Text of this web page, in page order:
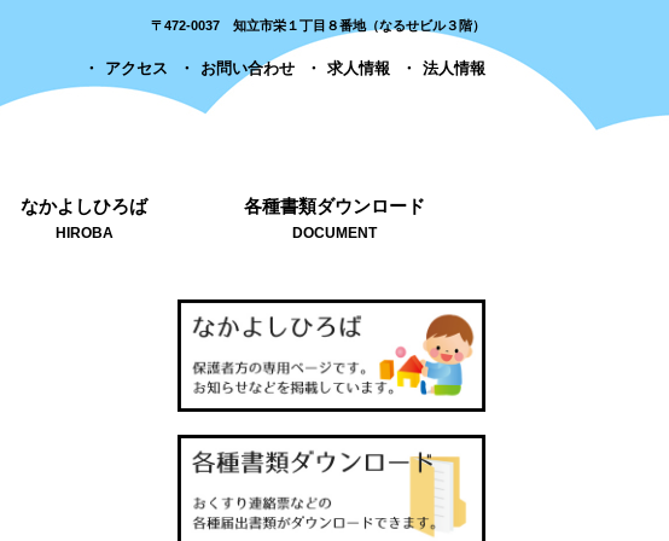
〒472-0037 知立市栄１丁目８番地（なるせビル３階）
アクセス お問い合わせ 求人情報 法人情報
なかよしひろば
HIROBA
各種書類ダウンロード
DOCUMENT